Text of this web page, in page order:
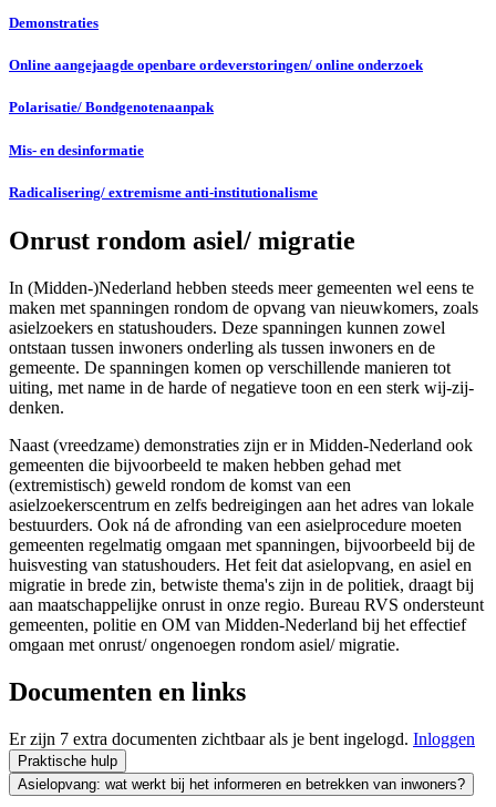
Demonstraties
Online aangejaagde openbare ordeverstoringen/ online onderzoek
Polarisatie/ Bondgenotenaanpak
Mis- en desinformatie
Radicalisering/ extremisme anti-institutionalisme
Onrust rondom asiel/ migratie
In (Midden-)Nederland hebben steeds meer gemeenten wel eens te
maken met spanningen rondom de opvang van nieuwkomers, zoals
asielzoekers en statushouders. Deze spanningen kunnen zowel
ontstaan tussen inwoners onderling als tussen inwoners en de
gemeente. De spanningen komen op verschillende manieren tot
uiting, met name in de harde of negatieve toon en een sterk wij-zij-
denken.
Naast (vreedzame) demonstraties zijn er in Midden-Nederland ook
gemeenten die bijvoorbeeld te maken hebben gehad met
(extremistisch) geweld rondom de komst van een
asielzoekerscentrum en zelfs bedreigingen aan het adres van lokale
bestuurders. Ook ná de afronding van een asielprocedure moeten
gemeenten regelmatig omgaan met spanningen, bijvoorbeeld bij de
huisvesting van statushouders. Het feit dat asielopvang, en asiel en
migratie in brede zin, betwiste thema's zijn in de politiek, draagt bij
aan maatschappelijke onrust in onze regio. Bureau RVS ondersteunt
gemeenten, politie en OM van Midden-Nederland bij het effectief
omgaan met onrust/ ongenoegen rondom asiel/ migratie.
Documenten en links
Er zijn 7 extra documenten zichtbaar als je bent ingelogd. Inloggen
Praktische hulp
Asielopvang: wat werkt bij het informeren en betrekken van inwoners?